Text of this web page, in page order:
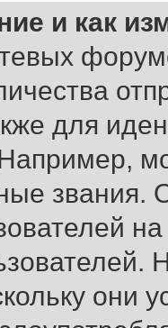
и как
для
звания.
они